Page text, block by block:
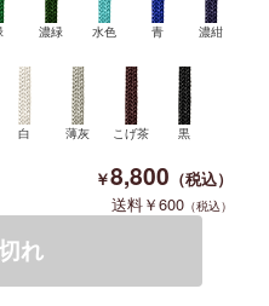
濃緑 水色 青 濃紺
白 薄灰 こげ茶 黒
8,800
600